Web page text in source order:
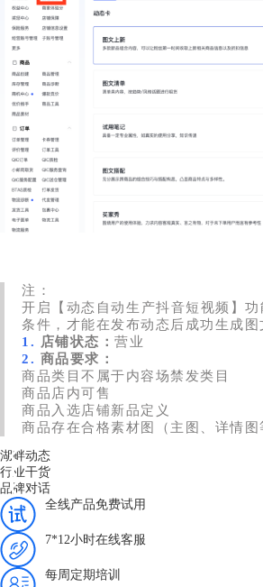
注：
开启【动态自动生产抖音短视频】
条件，才能在发布动态后成功生成图
1.
店铺状态： 营业
2. 商品要求：
商品类目不属于内容场禁发类目
商品店内可售
商品入选店铺新品定义
商品存在合格素材图（主图、详情图
湖畔动态
行业干货
品牌对话
全线产品免费试用
7*12小时在线客服
每周定期培训